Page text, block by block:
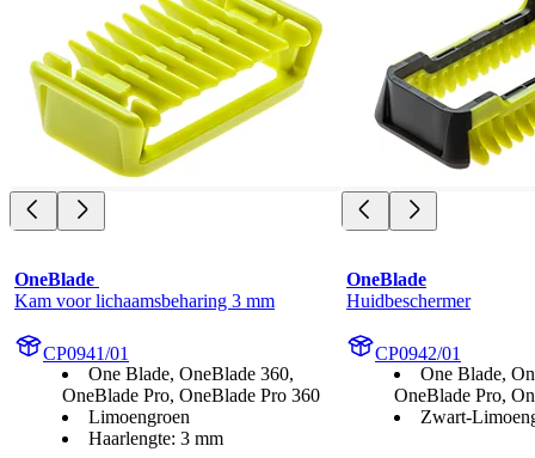
OneBlade
Kam voor lichaamsbeharing 3 mm
CP0941/01
One Blade, OneBlade 360,
OneBlade Pro, OneBlade Pro 360
Limoengroen
Haarlengte: 3 mm
OneBlade
Huidbeschermer
CP0942/01
One Blade,
OneBlade Pro,
Zwart-